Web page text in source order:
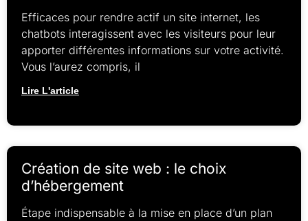
Efficaces pour rendre actif un site internet, les
chatbots interagissent avec les visiteurs pour leur
apporter différentes informations sur votre activité.
Vous l’aurez compris, il
Lire L'article
Création de site web : le choix
d’hébergement
Étape indispensable à la mise en place d’un plan